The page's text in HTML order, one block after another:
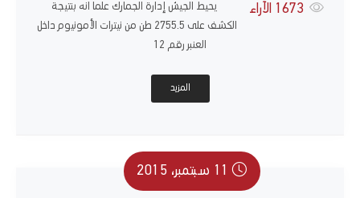
الآراء
يحيط الجيش إدارة الجمارك علما انه بنتيجة
الكشف على 2755.5 طن من نيترات الأمونيوم داخل
العنبر رقم 12
المزيد
11 سبتمبر، 2015